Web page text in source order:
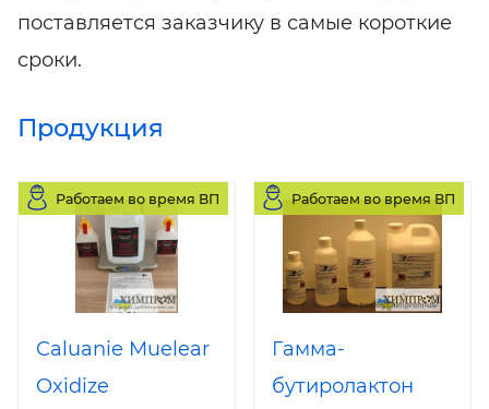
поставляется заказчику в самые короткие
сроки.
Продукция
Работаем во время ВП
Caluanie Muelear
Oxidize
Работаем во время ВП
Гамма-
бутиролактон